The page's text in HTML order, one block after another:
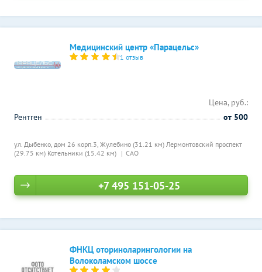
Медицинский центр «Парацельс»
1 отзыв
ул. Дыбенко, дом 26 корп.3, Жулебино (31.21 км) Лермонтовский проспект
(29.75 км) Котельники (15.42 км) САО
Цена, руб.:
Рентген
от 500
+7 495 151-05-25
ФНКЦ оториноларингологии на
Волоколамском шоссе